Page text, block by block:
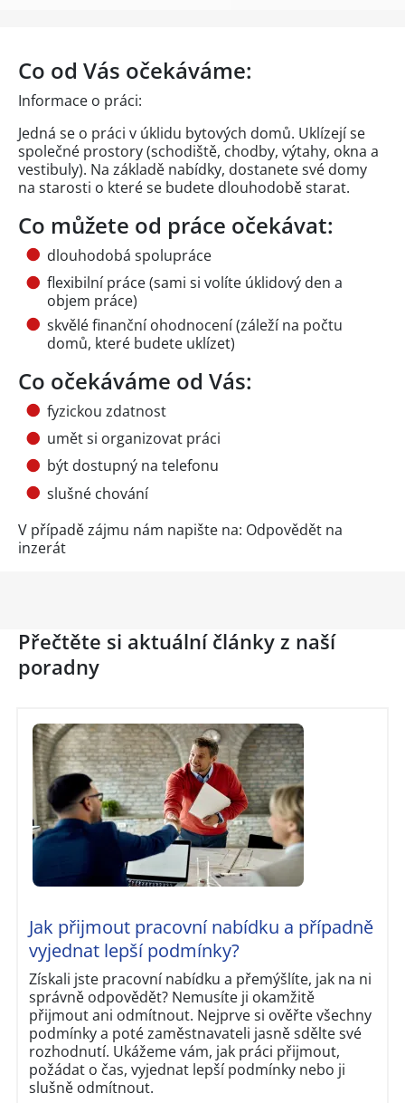
Co od Vás očekáváme:
Informace o práci:
Jedná se o práci v úklidu bytových domů. Uklízejí se
společné prostory (schodiště, chodby, výtahy, okna a
vestibuly). Na základě nabídky, dostanete své domy
na starosti o které se budete dlouhodobě starat.
Co můžete od práce očekávat:
dlouhodobá spolupráce
flexibilní práce (sami si volíte úklidový den a
objem práce)
skvělé finanční ohodnocení (záleží na počtu
domů, které budete uklízet)
Co očekáváme od Vás:
fyzickou zdatnost
umět si organizovat práci
být dostupný na telefonu
slušné chování
V případě zájmu nám napište na: Odpovědět na
inzerát
Přečtěte si aktuální články z naší
poradny
Jak přijmout pracovní nabídku a případně
vyjednat lepší podmínky?
Získali jste pracovní nabídku a přemýšlíte, jak na ni
správně odpovědět? Nemusíte ji okamžitě
přijmout ani odmítnout. Nejprve si ověřte všechny
podmínky a poté zaměstnavateli jasně sdělte své
rozhodnutí. Ukážeme vám, jak práci přijmout,
požádat o čas, vyjednat lepší podmínky nebo ji
slušně odmítnout.